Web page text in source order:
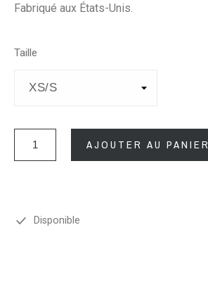
Fabriqué aux États-Unis.
Taille
AJOUTER AU PANIER
Disponible